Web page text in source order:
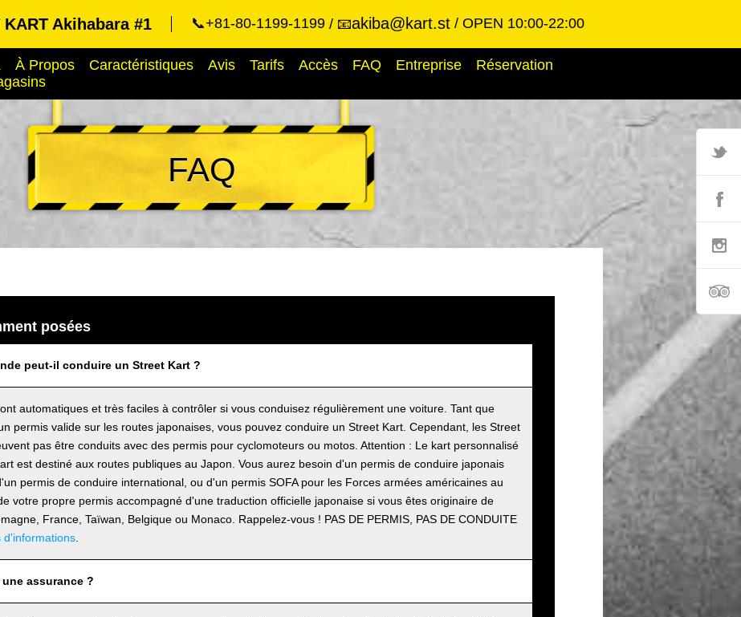
KART Akihabara #1 📞+81-80-1199-1199 📧akiba@kart.st OPEN 10:00-22:00
À Propos Caractéristiques Avis Tarifs Accès FAQ Entreprise
Réservation
FAQ
posées
peut-il conduire un Street Kart ?
automatiques et très faciles à contrôler si vous conduisez régulièrement une voiture. Tant que
permis valide sur les routes japonaises, vous pouvez conduire un Street Kart. Cependant, les Street
pas être conduits avec des permis pour cyclomoteurs ou motos. Attention : Le kart personnalisé
est destiné aux routes publiques au Japon. Vous aurez besoin d'un permis de conduire japonais
permis de conduire international, ou d'un permis SOFA pour les Forces armées américaines au
votre propre permis accompagné d'une traduction officielle japonaise si vous êtes originaire de
France, Taïwan, Belgique ou Monaco. Rappelez-vous ! PAS DE PERMIS, PAS DE CONDUITE
d'informations
assurance ?